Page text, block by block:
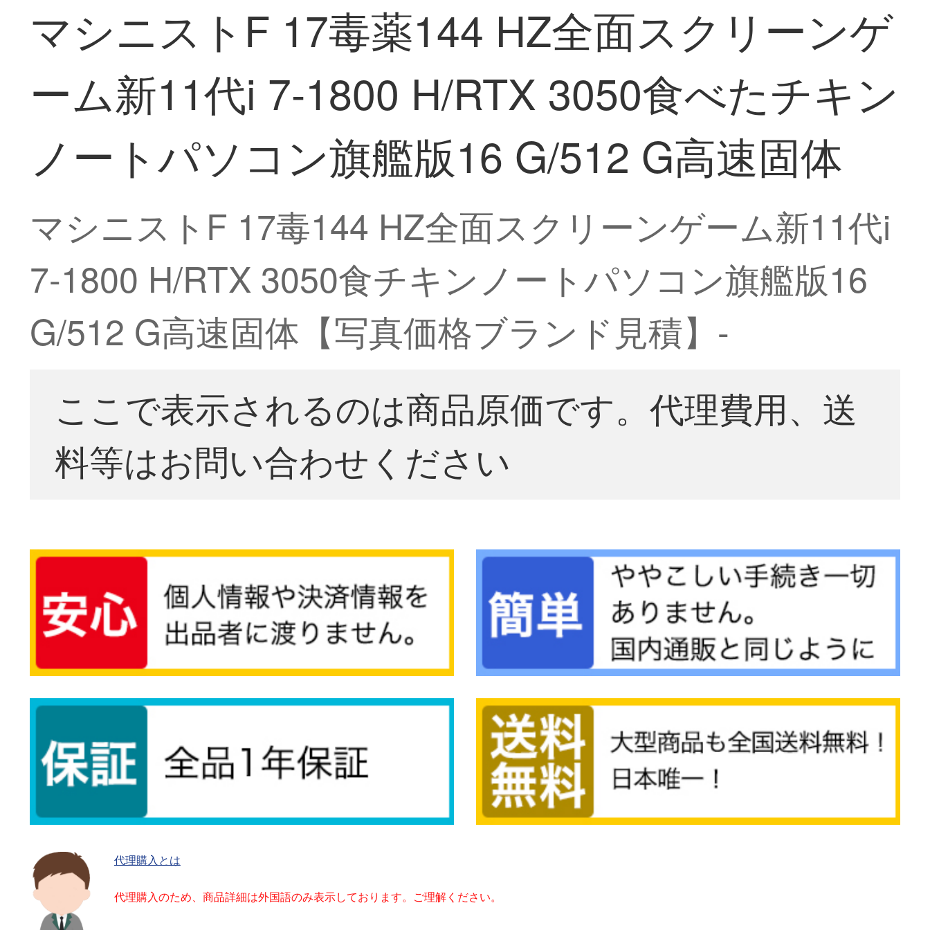
マシニストF 17毒薬144 HZ全面スクリーンゲ
ーム新11代i 7-1800 H/RTX 3050食べたチキン
ノートパソコン旗艦版16 G/512 G高速固体
マシニストF 17毒144 HZ全面スクリーンゲーム新11代i
7-1800 H/RTX 3050食チキンノートパソコン旗艦版16
G/512 G高速固体【写真価格ブランド見積】-
ここで表示されるのは商品原価です。代理費用、送
料等はお問い合わせください
代理購入とは
代理購入のため、商品詳細は外国語のみ表示しております。ご理解ください。